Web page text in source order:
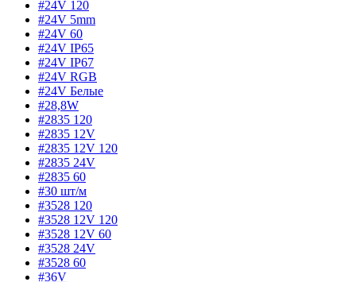
#24V 120
#24V 5mm
#24V 60
#24V IP65
#24V IP67
#24V RGB
#24V Белые
#28,8W
#2835 120
#2835 12V
#2835 12V 120
#2835 24V
#2835 60
#30 шт/м
#3528 120
#3528 12V 120
#3528 12V 60
#3528 24V
#3528 60
#36V